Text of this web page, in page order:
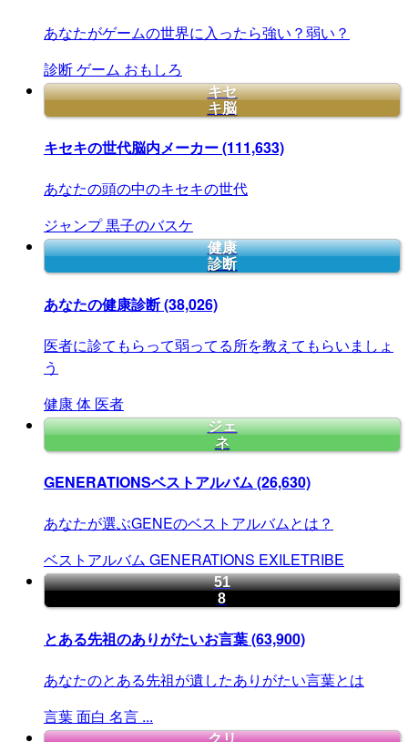
あなたがゲームの世界に入ったら強い？弱い？
診断ゲーム おもしろ
キセ
キ脳
キセキの世代脳内メーカー(111,633)
あなたの頭の中のキセキの世代
ジャンプ黒子のバスケ
健康
診断
あなたの健康診断(38,026)
医者に診てもらって弱ってる所を教えてもらいましょ
う
健康体 医者
ジェ
ネ
GENERATIONSベストアルバム(26,630)
あなたが選ぶGENEのベストアルバムとは？
ベストアルバム GENERATIONS EXILETRIBE
51
8
とある先祖のありがたいお言葉(63,900)
あなたのとある先祖が遺したありがたい言葉とは
言葉面白 名言 ...
クリ